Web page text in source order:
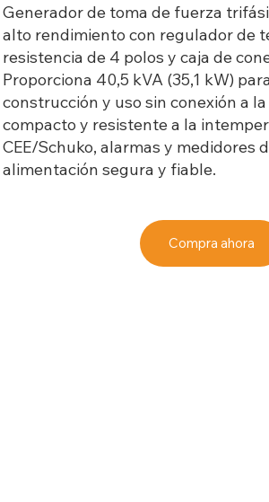
Generador de toma de fuerza
alto rendimiento con regulador de
resistencia de 4 polos y caja de
Proporciona 40,5 kVA (35,1 kW)
construcción y uso sin conexión a
compacto y resistente a la
CEE/Schuko, alarmas y medidores
alimentación segura y fiable.
Compra ahora